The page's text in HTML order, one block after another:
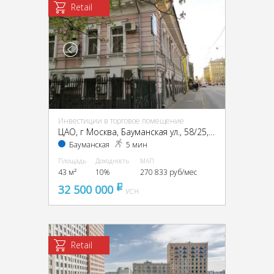
Retail
Инвестиции в торговое помещение
ЦАО, г Москва, Бауманская ул., 58/25, стр. 1
Бауманская 5 мин
Площадь
43 м²
Доходность
10%
МАП
270 833 руб/мес
32 500 000 pуб
УСН
Retail